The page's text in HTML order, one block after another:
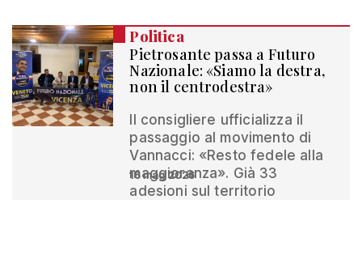
Politica
Pietrosante passa a Futuro
Nazionale: «Siamo la destra,
non il centrodestra»
Il consigliere ufficializza il
passaggio al movimento di
Vannacci: «Resto fedele alla
maggioranza». Già 33
adesioni sul territorio
16 mag 2026